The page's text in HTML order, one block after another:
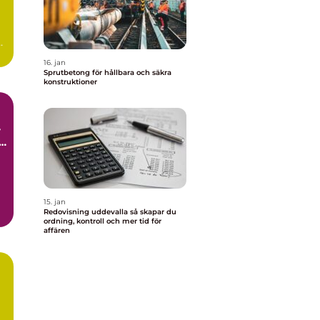
16. jan
Sprutbetong för hållbara och säkra
konstruktioner
15. jan
Redovisning uddevalla så skapar du
ordning, kontroll och mer tid för
affären